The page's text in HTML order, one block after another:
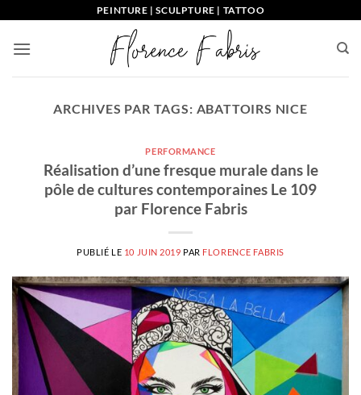
contenu
PEINTURE | SCULPTURE | TATTOO
ARCHIVES PAR TAGS: ABATTOIRS NICE
PERFORMANCE
Réalisation d’une fresque murale dans le
pôle de cultures contemporaines Le 109
par Florence Fabris
PUBLIÉ LE 10 JUIN 2019 PAR FLORENCE FABRIS